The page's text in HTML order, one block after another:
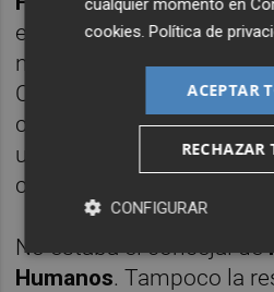
explicaciones públicas.
ningún concejal, ni del
Compromís, pese a que
cuenta con
siete
uno de ellos con su
complemento salarial por
No estaba el concejal de
Humanos. Tampoco la
cualquier momento en
cookies.Política de
ACEPTAR
RECHAZAR
CONFIGURAR